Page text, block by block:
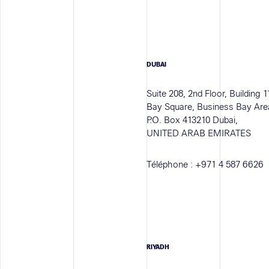
DUBAI
Suite 208, 2nd Floor, Building
Bay Square, Business Bay
P.O. Box 413210 Dubai,
UNITED ARAB EMIRATES
Téléphone : +971 4 587 6626
RIYADH